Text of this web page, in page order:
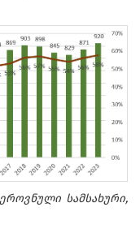
სამსახური,